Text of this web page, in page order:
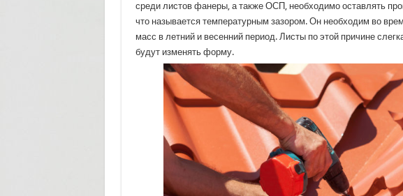
среди листов фанеры, а также ОСП, необходимо оставлять
что называется температурным зазором. Он необходим во
масс в летний и весенний период. Листы по этой причине
будут изменять форму.